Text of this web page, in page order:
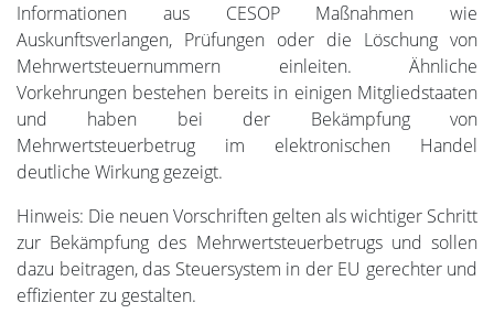
Informationen aus CESOP Maßnahmen wie
Auskunftsverlangen, Prüfungen oder die Löschung von
Mehrwertsteuernummern einleiten. Ähnliche
Vorkehrungen bestehen bereits in einigen Mitgliedstaaten
und haben bei der Bekämpfung von
Mehrwertsteuerbetrug im elektronischen Handel
deutliche Wirkung gezeigt.
Hinweis: Die neuen Vorschriften gelten als wichtiger Schritt
zur Bekämpfung des Mehrwertsteuerbetrugs und sollen
dazu beitragen, das Steuersystem in der EU gerechter und
effizienter zu gestalten.